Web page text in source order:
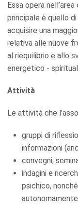
Essa opera
principale è quello
acquisire una
relativa alle nuove
al riequilibrio e allo
energetico -
Attività
Le attività che
gruppi di
informazioni
convegni,
indagini e
psichico,